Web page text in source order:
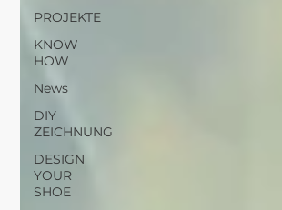
PROJEKTE
KNOW
HOW
News
DIY
ZEICHNUNG
DESIGN
YOUR
SHOE